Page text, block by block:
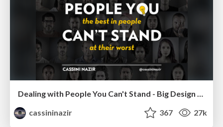
Dealing with People You Can't Stand - Big Design 2015
cassininazir
367 27k